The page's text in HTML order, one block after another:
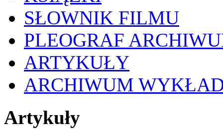
SŁOWNIK FILMU
PLEOGRAF
ARTYKUŁY
ARCHIWUM
Artykuły